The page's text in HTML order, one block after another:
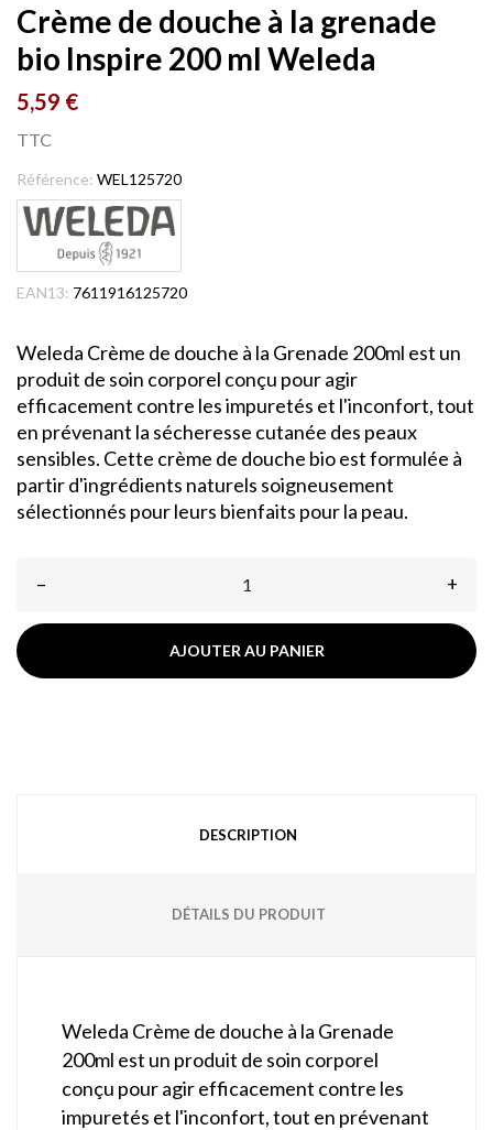
Crème de douche à la grenade
bio Inspire 200 ml Weleda
5,59 €
TTC
Référence: WEL125720
EAN13: 7611916125720
Weleda Crème de douche à la Grenade 200ml est un
produit de soin corporel conçu pour agir
efficacement contre les impuretés et l'inconfort, tout
en prévenant la sécheresse cutanée des peaux
sensibles. Cette crème de douche bio est formulée à
partir d'ingrédients naturels soigneusement
sélectionnés pour leurs bienfaits pour la peau.
– +
AJOUTER AU PANIER
DESCRIPTION
DÉTAILS DU PRODUIT
Weleda Crème de douche à la Grenade
200ml est un produit de soin corporel
conçu pour agir efficacement contre les
impuretés et l'inconfort, tout en prévenant